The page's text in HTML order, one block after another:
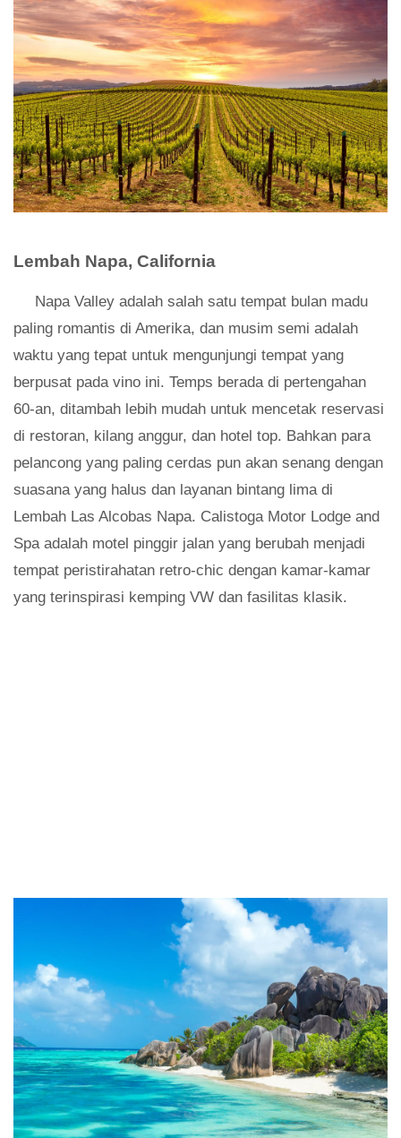
Lembah Napa, California
Napa Valley adalah salah satu tempat bulan madu
paling romantis di Amerika, dan musim semi adalah
waktu yang tepat untuk mengunjungi tempat yang
berpusat pada vino ini. Temps berada di pertengahan
60-an, ditambah lebih mudah untuk mencetak reservasi
di restoran, kilang anggur, dan hotel top. Bahkan para
pelancong yang paling cerdas pun akan senang dengan
suasana yang halus dan layanan bintang lima di
Lembah Las Alcobas Napa. Calistoga Motor Lodge and
Spa adalah motel pinggir jalan yang berubah menjadi
tempat peristirahatan retro-chic dengan kamar-kamar
yang terinspirasi kemping VW dan fasilitas klasik.